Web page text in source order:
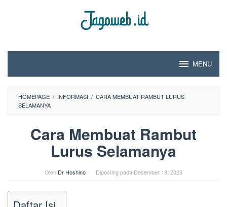
MENU
HOMEPAGE / INFORMASI / CARA MEMBUAT RAMBUT LURUS
SELAMANYA
Cara Membuat Rambut
Lurus Selamanya
Oleh Dr Hoshino Diposting pada Desember 18, 2023